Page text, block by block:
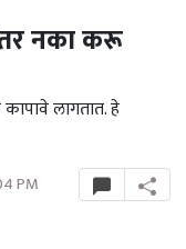
नका करू
लागतात. हे
PM